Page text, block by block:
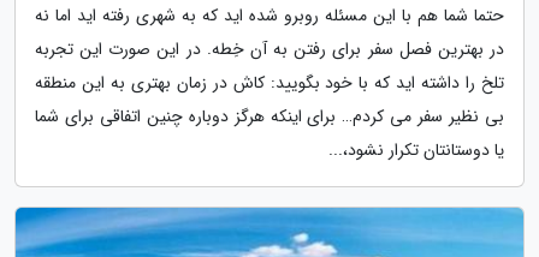
حتما شما هم با این مسئله روبرو شده اید که به شهری رفته اید اما نه
در بهترین فصل سفر برای رفتن به آن خِطه. در این صورت این تجربه
تلخ را داشته اید که با خود بگویید: کاش در زمان بهتری به این منطقه
بی نظیر سفر می کردم… برای اینکه هرگز دوباره چنین اتفاقی برای شما
یا دوستانتان تکرار نشود،...